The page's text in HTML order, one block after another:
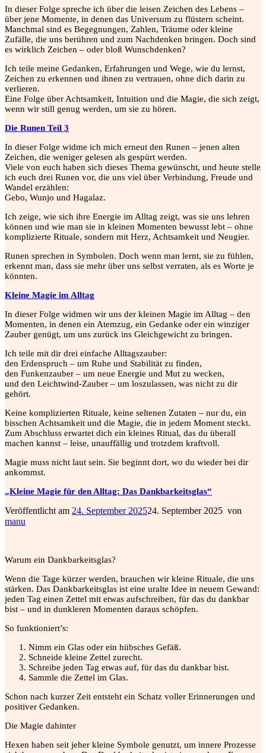
In dieser Folge spreche ich über die leisen Zeichen des Lebens –
über jene Momente, in denen das Universum zu flüstern scheint.
Manchmal sind es Begegnungen, Zahlen, Träume oder kleine
Zufälle, die uns berühren und zum Nachdenken bringen. Doch sind
es wirklich Zeichen – oder bloß Wunschdenken?
Ich teile meine Gedanken, Erfahrungen und Wege, wie du lernst,
Zeichen zu erkennen und ihnen zu vertrauen, ohne dich darin zu
verlieren.
Eine Folge über Achtsamkeit, Intuition und die Magie, die sich zeigt,
wenn wir still genug werden, um sie zu hören.
Die Runen Teil 3
In dieser Folge widme ich mich erneut den Runen – jenen alten
Zeichen, die weniger gelesen als gespürt werden.
Viele von euch haben sich dieses Thema gewünscht, und heute stelle
ich euch drei Runen vor, die uns viel über Verbindung, Freude und
Wandel erzählen:
Gebo, Wunjo und Hagalaz.
Ich zeige, wie sich ihre Energie im Alltag zeigt, was sie uns lehren
können und wie man sie in kleinen Momenten bewusst lebt – ohne
komplizierte Rituale, sondern mit Herz, Achtsamkeit und Neugier.
Runen sprechen in Symbolen. Doch wenn man lernt, sie zu fühlen,
erkennt man, dass sie mehr über uns selbst verraten, als es Worte je
könnten.
Kleine Magie im Alltag
In dieser Folge widmen wir uns der kleinen Magie im Alltag – den
Momenten, in denen ein Atemzug, ein Gedanke oder ein winziger
Zauber genügt, um uns zurück ins Gleichgewicht zu bringen.
Ich teile mit dir drei einfache Alltagszauber:
den Erdenspruch – um Ruhe und Stabilität zu finden,
den Funkenzauber – um neue Energie und Mut zu wecken,
und den Leichtwind-Zauber – um loszulassen, was nicht zu dir
gehört.
Keine komplizierten Rituale, keine seltenen Zutaten – nur du, ein
bisschen Achtsamkeit und die Magie, die in jedem Moment steckt.
Zum Abschluss erwartet dich ein kleines Ritual, das du überall
machen kannst – leise, unauffällig und trotzdem kraftvoll.
Magie muss nicht laut sein. Sie beginnt dort, wo du wieder bei dir
ankommst.
„Kleine Magie für den Alltag: Das Dankbarkeitsglas“
Veröffentlicht am 24. September 202524. September 2025 von
manu
Warum ein Dankbarkeitsglas?
Wenn die Tage kürzer werden, brauchen wir kleine Rituale, die uns
stärken. Das Dankbarkeitsglas ist eine uralte Idee in neuem Gewand:
jeden Tag einen Zettel mit etwas aufschreiben, für das du dankbar
bist – und in dunkleren Momenten daraus schöpfen.
So funktioniert’s:
Nimm ein Glas oder ein hübsches Gefäß.
Schneide kleine Zettel zurecht.
Schreibe jeden Tag etwas auf, für das du dankbar bist.
Sammle die Zettel im Glas.
Schon nach kurzer Zeit entsteht ein Schatz voller Erinnerungen und
positiver Gedanken.
Die Magie dahinter
Hexen haben seit jeher kleine Symbole genutzt, um innere Prozesse